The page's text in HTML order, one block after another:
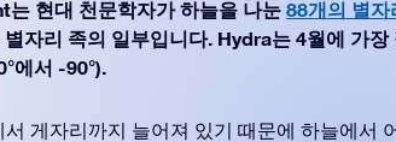
현대 천문학자가 하늘을 나눈 88개의 별자
자리 족의 일부입니다. Hydra는 4월에 가장
에서 -90°).
게자리까지 늘어져 있기 때문에 하늘에서